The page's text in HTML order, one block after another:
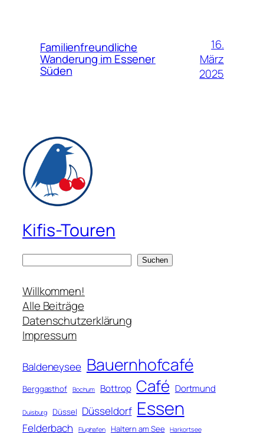
Familienfreundliche
Wanderung im Essener
Süden
16.
März
2025
Kifis-Touren
c
h
e
n
Suchen
Willkommen!
Alle Beiträge
Datenschutzerklärung
Impressum
Baldeneysee Bauernhofcafé
Berggasthof Bochum Bottrop Café Dortmund
Duisburg Düssel Düsseldorf Essen
Felderbach Flughafen Haltern am See Harkortsee